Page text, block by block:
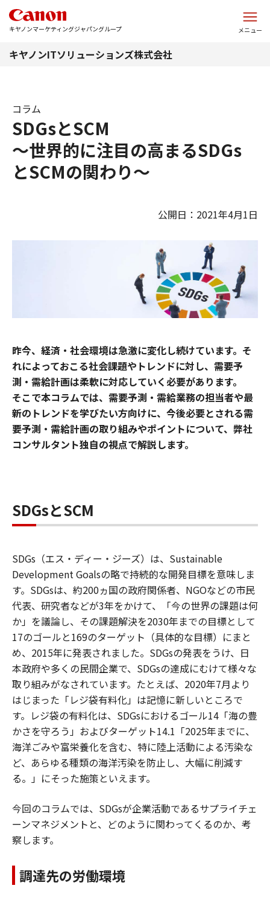
キヤノンマーケティングジャパングループ メニュー
キヤノンITソリューションズ株式会社
SDGsとSCM
～世界的に注目の高まるSDGs
とSCMの関わり～
コラム
公開日：2021年4月1日
昨今、経済・社会環境は急激に変化し続けています。そ
れによっておこる社会課題やトレンドに対し、需要予
測・需給計画は柔軟に対応していく必要があります。
そこで本コラムでは、需要予測・需給業務の担当者や最
新のトレンドを学びたい方向けに、今後必要とされる需
要予測・需給計画の取り組みやポイントについて、弊社
コンサルタント独自の視点で解説します。
SDGsとSCM
SDGs（エス・ディー・ジーズ）は、Sustainable
Development Goalsの略で持続的な開発目標を意味しま
す。SDGsは、約200ヵ国の政府関係者、NGOなどの市民
代表、研究者などが3年をかけて、「今の世界の課題は何
か」を議論し、その課題解決を2030年までの目標として
17のゴールと169のターゲット（具体的な目標）にまと
め、2015年に発表されました。SDGsの発表をうけ、日
本政府や多くの民間企業で、SDGsの達成にむけて様々な
取り組みがなされています。たとえば、2020年7月より
はじまった「レジ袋有料化」は記憶に新しいところで
す。レジ袋の有料化は、SDGsにおけるゴール14「海の豊
かさを守ろう」およびターゲット14.1「2025年までに、
海洋ごみや富栄養化を含む、特に陸上活動による汚染な
ど、あらゆる種類の海洋汚染を防止し、大幅に削減す
る。」にそった施策といえます。
今回のコラムでは、SDGsが企業活動であるサプライチェ
ーンマネジメントと、どのように関わってくるのか、考
察します。
調達先の労働環境